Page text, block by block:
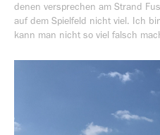
denen versprechen am Strand
auf dem Spielfeld nicht viel. Ich
kann man nicht so viel falsch